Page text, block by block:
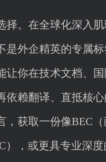
择。在全球化深入肌
是外企精英的专属
让你在技术文档、
依赖翻译、直抵核心
，获取一份像BEC
），或更具专业深